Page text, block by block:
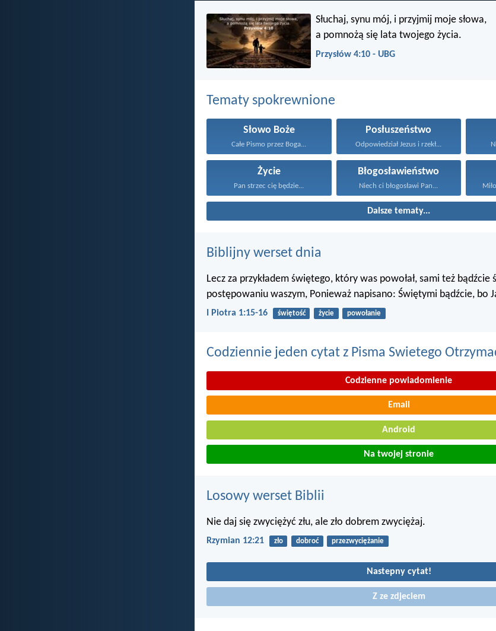
Słuchaj, synu mój, i przyjmij moje słowa,
a pomnożą się lata twojego życia.
Przysłów 4:10 - UBG
Tematy spokrewnione
Słowo Boże
Całe Pismo przez Boga...
Posłuszeństwo
Odpowiedział Jezus i rzekł...
Życie
Pan strzec cię będzie...
Błogosławieństwo
Niech ci błogosławi Pan...
Dalsze tematy...
Biblijny werset dnia
Lecz za przykładem świętego, który was powołał, sami też
postępowaniu waszym, Ponieważ napisano: Świętymi bądźcie, bo
I Piotra 1:15-16 świętość życie powołanie
Codziennie jeden cytat z Pisma Swietego
Codzienne powiadomienie
Email
Android
Na twojej stronie
Losowy werset Biblii
Nie daj się zwyciężyć złu, ale zło dobrem zwyciężaj.
Rzymian 12:21 zło dobroć przezwyciężanie
Nastepny cytat!
Z ze zdjeciem